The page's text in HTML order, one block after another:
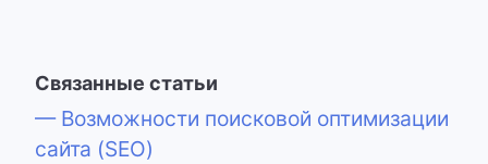
Связанные статьи
— Возможности поисковой оптимизации
сайта (SEO)